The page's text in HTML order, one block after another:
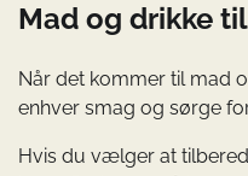
Mad og drikke
Når det kommer til mad
enhver smag og sørge
Hvis du vælger at